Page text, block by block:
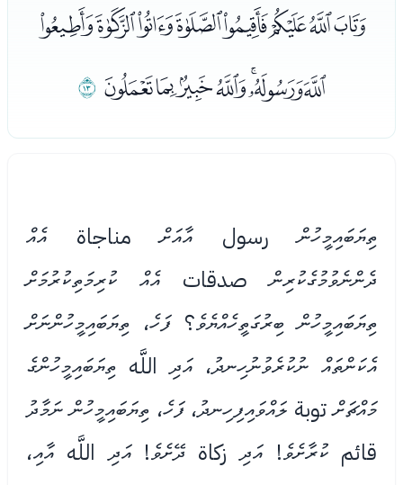
ﭵﭶﭷﭸﭹﭺﭻﭼ
ﭽﭾﭿﮀﮁﮂﮃﮄ
ތިޔަބައިމީހުން رسول އާއަށް مناجاة އެއް
ދެންނެވުމުގެކުރިން صدقات އެއް ކުރިމަތިކުރުމަށް
ތިޔަބައިމީހުން ބިރުގަތީހެއްޔެވެ؟ ފަހެ، ތިޔަބައިމީހުންނަށް
އެކަންތައް ނުކުރެވުނުހިނދު، އަދި اللَّه ތިޔަބައިމީހުންގެ
މައްޗަށް توبة ލައްވައިފިހިނދު، ފަހެ، ތިޔަބައިމީހުން ނަމާދު
قائم ކުރާށެވެ! އަދި زكاة ދޭށެވެ! އަދި اللَّه އާއި،